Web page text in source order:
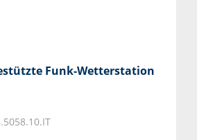
Funk-Wetterstation